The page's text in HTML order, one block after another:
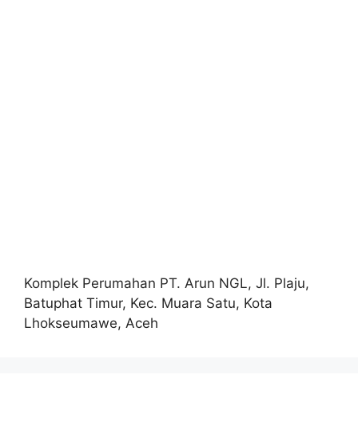
Komplek Perumahan PT. Arun NGL, Jl. Plaju,
Batuphat Timur, Kec. Muara Satu, Kota
Lhokseumawe, Aceh